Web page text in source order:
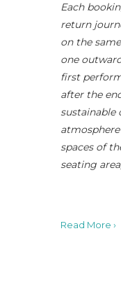
Each
return
on the
one
first
after the
sustainable
spaces of
seating
Read More ›